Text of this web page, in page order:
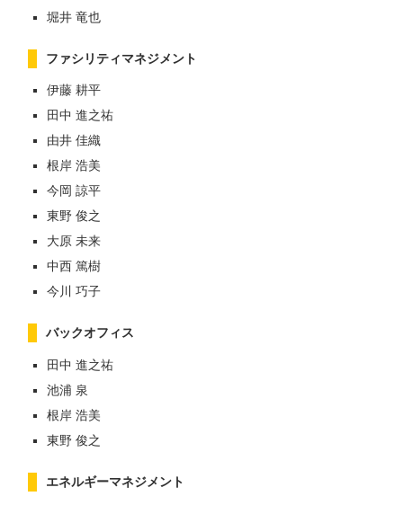
堀井 竜也
ファシリティマネジメント
伊藤 耕平
田中 進之祐
由井 佳織
根岸 浩美
今岡 諒平
東野 俊之
大原 未来
中西 篤樹
今川 巧子
バックオフィス
田中 進之祐
池浦 泉
根岸 浩美
東野 俊之
エネルギーマネジメント